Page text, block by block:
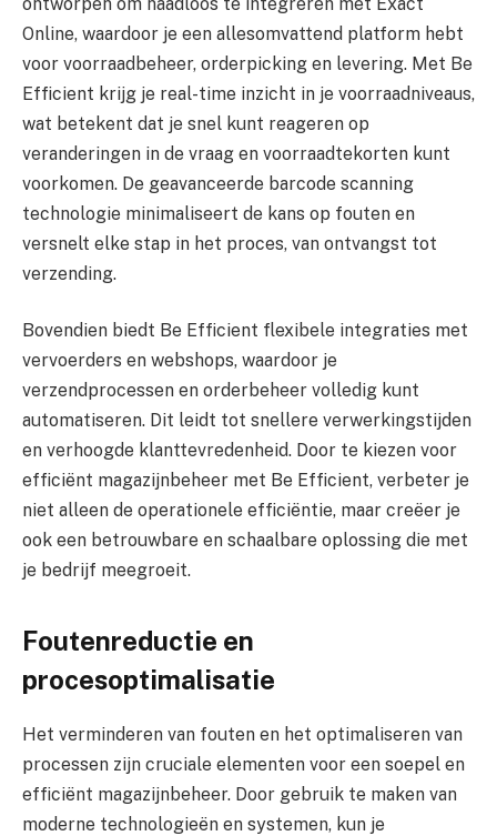
Online, waardoor je een allesomvattend platform hebt
voor voorraadbeheer, orderpicking en levering. Met Be
Efficient krijg je real-time inzicht in je voorraadniveaus,
wat betekent dat je snel kunt reageren op
veranderingen in de vraag en voorraadtekorten kunt
voorkomen. De geavanceerde barcode scanning
technologie minimaliseert de kans op fouten en
versnelt elke stap in het proces, van ontvangst tot
verzending.
Bovendien biedt Be Efficient flexibele integraties met
vervoerders en webshops, waardoor je
verzendprocessen en orderbeheer volledig kunt
automatiseren. Dit leidt tot snellere verwerkingstijden
en verhoogde klanttevredenheid. Door te kiezen voor
efficiënt magazijnbeheer met Be Efficient, verbeter je
niet alleen de operationele efficiëntie, maar creëer je
ook een betrouwbare en schaalbare oplossing die met
je bedrijf meegroeit.
Foutenreductie en
procesoptimalisatie
Het verminderen van fouten en het optimaliseren van
processen zijn cruciale elementen voor een soepel en
efficiënt magazijnbeheer. Door gebruik te maken van
moderne technologieën en systemen, kun je